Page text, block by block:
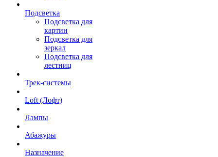
Подсветка
Подсветка для
картин
Подсветка для
зеркал
Подсветка для
лестниц
Трек-системы
Loft (Лофт)
Лампы
Абажуры
Назначение